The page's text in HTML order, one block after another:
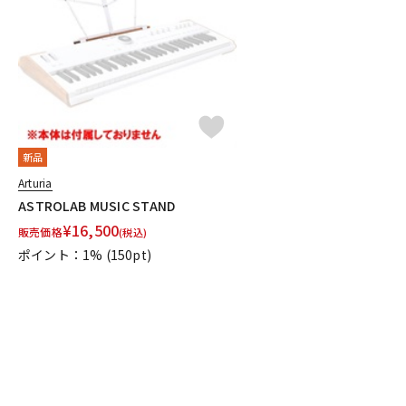
DJ機器
新品
Arturia
ASTROLAB MUSIC STAND
販売価格¥16,500(税込)
ポイント：1% (150pt)